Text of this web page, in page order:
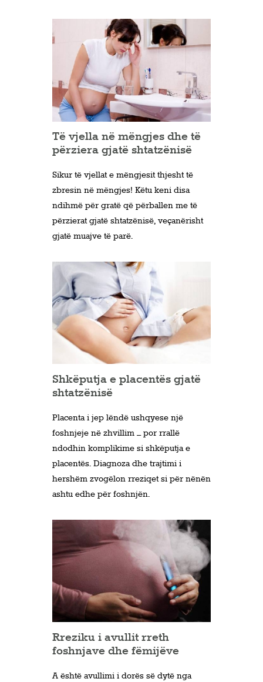
Të vjella në mëngjes dhe të
përziera gjatë shtatzënisë
Sikur të vjellat e mëngjesit thjesht të
zbresin në mëngjes! Këtu keni disa
ndihmë për gratë që përballen me të
përzierat gjatë shtatzënisë, veçanërisht
gjatë muajve të parë.
Shkëputja e placentës gjatë
shtatzënisë
Placenta i jep lëndë ushqyese një
foshnjeje në zhvillim – por rrallë
ndodhin komplikime si shkëputja e
placentës. Diagnoza dhe trajtimi i
hershëm zvogëlon rreziqet si për nënën
ashtu edhe për foshnjën.
Rreziku i avullit rreth
foshnjave dhe fëmijëve
A është avullimi i dorës së dytë nga